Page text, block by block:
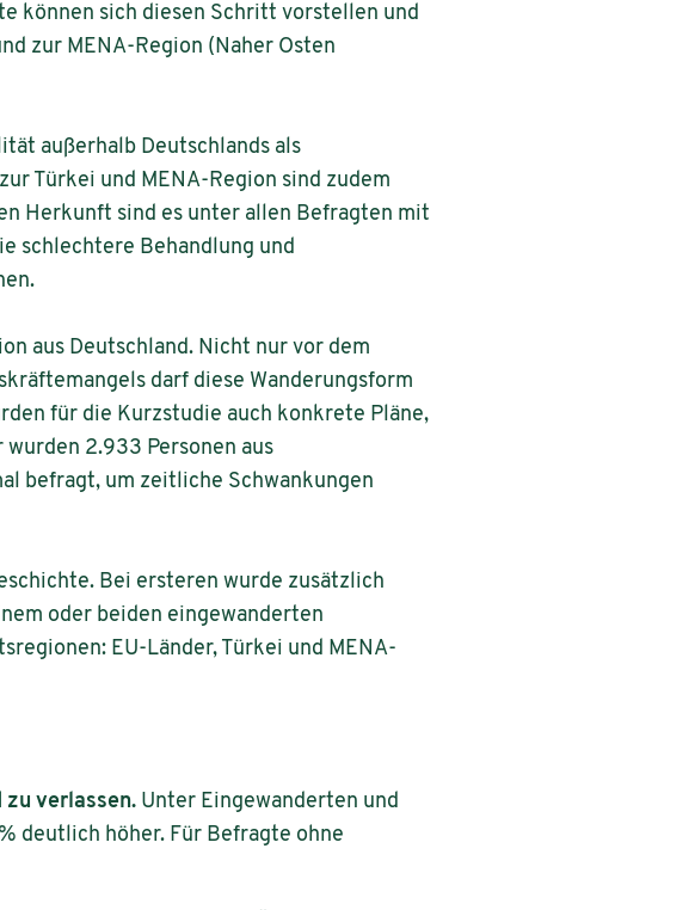
können sich diesen Schritt vorstellen und
zur MENA-Region (Naher Osten
außerhalb Deutschlands als
Türkei und MENA-Region sind zudem
Herkunft sind es unter allen Befragten mit
schlechtere Behandlung und
aus Deutschland. Nicht nur vor dem
darf diese Wanderungsform
für die Kurzstudie auch konkrete Pläne,
2.933 Personen aus
befragt, um zeitliche Schwankungen
Bei ersteren wurde zusätzlich
oder beiden eingewanderten
EU-Länder, Türkei und MENA-
zu verlassen. Unter Eingewanderten und
deutlich höher. Für Befragte ohne